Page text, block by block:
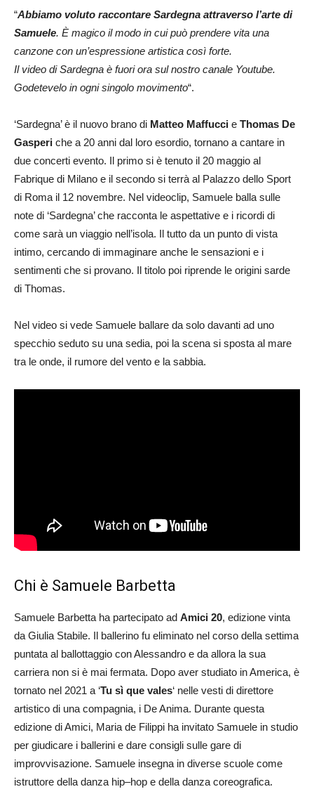
“Abbiamo voluto raccontare Sardegna attraverso l’arte di
Samuele. È magico il modo in cui può prendere vita una
canzone con un’espressione artistica così forte.
Il video di Sardegna è fuori ora sul nostro canale Youtube.
Godetevelo in ogni singolo movimento“.
‘Sardegna’ è il nuovo brano di Matteo Maffucci e Thomas De
Gasperi che a 20 anni dal loro esordio, tornano a cantare in
due concerti evento. Il primo si è tenuto il 20 maggio al
Fabrique di Milano e il secondo si terrà al Palazzo dello Sport
di Roma il 12 novembre. Nel videoclip, Samuele balla sulle
note di ‘Sardegna’ che racconta le aspettative e i ricordi di
come sarà un viaggio nell’isola. Il tutto da un punto di vista
intimo, cercando di immaginare anche le sensazioni e i
sentimenti che si provano. Il titolo poi riprende le origini sarde
di Thomas.
Nel video si vede Samuele ballare da solo davanti ad uno
specchio seduto su una sedia, poi la scena si sposta al mare
tra le onde, il rumore del vento e la sabbia.
Chi è Samuele Barbetta
Samuele Barbetta ha partecipato ad Amici 20, edizione vinta
da Giulia Stabile. Il ballerino fu eliminato nel corso della settima
puntata al ballottaggio con Alessandro e da allora la sua
carriera non si è mai fermata. Dopo aver studiato in America, è
tornato nel 2021 a ‘Tu sì que vales‘ nelle vesti di direttore
artistico di una compagnia, i De Anima. Durante questa
edizione di Amici, Maria de Filippi ha invitato Samuele in studio
per giudicare i ballerini e dare consigli sulle gare di
improvvisazione. Samuele insegna in diverse scuole come
istruttore della danza hip–hop e della danza coreografica.